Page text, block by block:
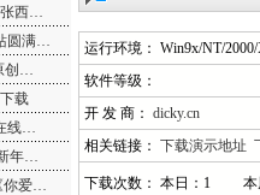
张西…
圆满…
创…
载
线…
年…
你爱…
运行环境： Win9x/NT/
软件等级：
开 发 商： dicky.cn
相关链接： 下载演示地址
下载次数： 本日：1 本